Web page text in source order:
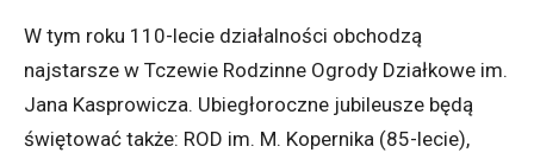
W tym roku 110-lecie działalności obchodzą
najstarsze w Tczewie Rodzinne Ogrody Działkowe im.
Jana Kasprowicza. Ubiegłoroczne jubileusze będą
świętować także: ROD im. M. Kopernika (85-lecie),